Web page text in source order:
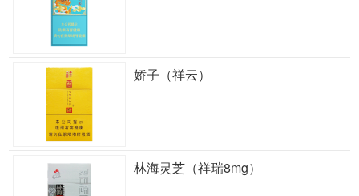
娇子（祥云）
林海灵芝（祥瑞8mg）